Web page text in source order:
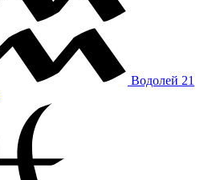
Водолей 21